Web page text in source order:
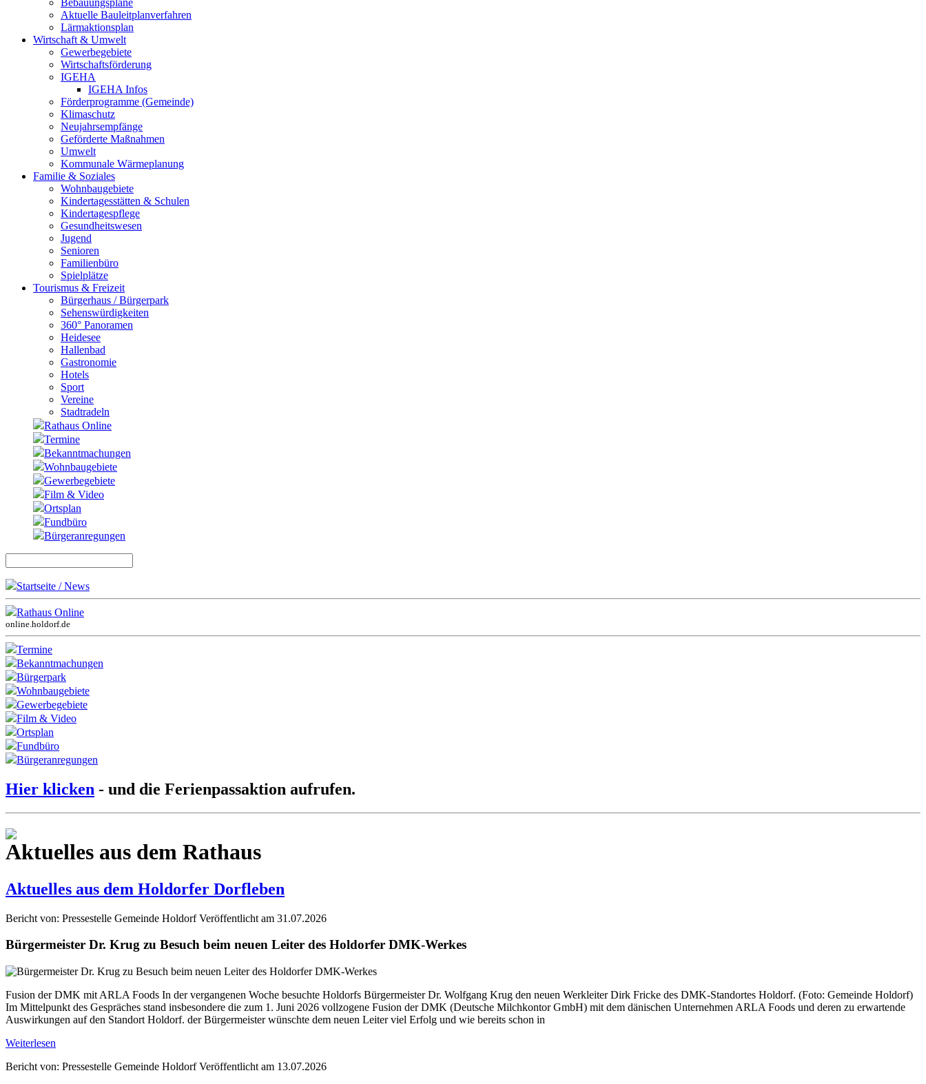
Bebauungspläne
Aktuelle Bauleitplanverfahren
Lärmaktionsplan
Wirtschaft & Umwelt
Gewerbegebiete
Wirtschaftsförderung
IGEHA
IGEHA Infos
Förderprogramme (Gemeinde)
Klimaschutz
Neujahrsempfänge
Geförderte Maßnahmen
Umwelt
Kommunale Wärmeplanung
Familie & Soziales
Wohnbaugebiete
Kindertagesstätten & Schulen
Kindertagespflege
Gesundheitswesen
Jugend
Senioren
Familienbüro
Spielplätze
Tourismus & Freizeit
Bürgerhaus / Bürgerpark
Sehenswürdigkeiten
360° Panoramen
Heidesee
Hallenbad
Gastronomie
Hotels
Sport
Vereine
Stadtradeln
Rathaus Online
Termine
Bekanntmachungen
Wohnbaugebiete
Gewerbegebiete
Film & Video
Ortsplan
Fundbüro
Bürgeranregungen
Startseite / News
Rathaus Online
online.holdorf.de
Termine
Bekanntmachungen
Bürgerpark
Wohnbaugebiete
Gewerbegebiete
Film & Video
Ortsplan
Fundbüro
Bürgeranregungen
Hier klicken - und die Ferienpassaktion aufrufen.
Aktuelles aus dem Rathaus
Aktuelles aus dem Holdorfer Dorfleben
Bericht von: Pressestelle Gemeinde Holdorf Veröffentlicht am 31.07.2026
Bürgermeister Dr. Krug zu Besuch beim neuen Leiter des Holdorfer DMK-Werkes
Fusion der DMK mit ARLA Foods In der vergangenen Woche besuchte Holdorfs Bürgermeister Dr. Wolfgang Krug den neuen Werkleiter Dirk Fricke des DMK-Standortes Holdorf. (Foto: Gemeinde Holdorf)
Im Mittelpunkt des Gespräches stand insbesondere die zum 1. Juni 2026 vollzogene Fusion der DMK (Deutsche Milchkontor GmbH) mit dem dänischen Unternehmen ARLA Foods und deren zu erwartende
Auswirkungen auf den Standort Holdorf. der Bürgermeister wünschte dem neuen Leiter viel Erfolg und wie bereits schon in
Weiterlesen
Bericht von: Pressestelle Gemeinde Holdorf Veröffentlicht am 13.07.2026